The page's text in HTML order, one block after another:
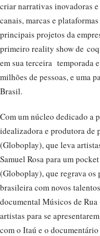
criar narrativas inovadoras
canais, marcas e
principais projetos da
primeiro reality show de
em sua terceira temporada
milhões de pessoas, e uma
Brasil.
Com um núcleo dedicado a
idealizadora e produtora de
(Globoplay), que leva
Samuel Rosa para um
(Globoplay), que regrava
brasileira com novos
documental Músicos de
artistas para se
com o Itaú e o